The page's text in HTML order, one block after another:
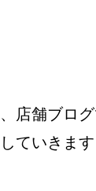
店舗ブロ
ていきます